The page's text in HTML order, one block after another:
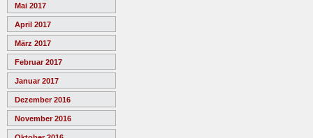
Mai 2017
April 2017
März 2017
Februar 2017
Januar 2017
Dezember 2016
November 2016